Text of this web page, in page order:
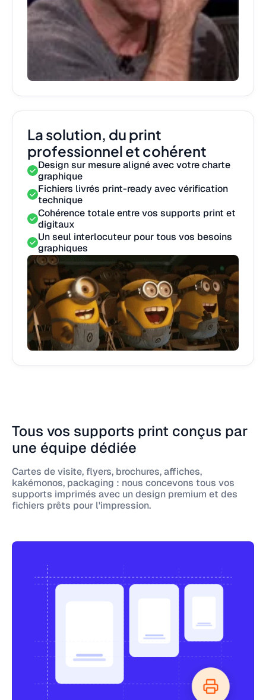
La solution, du print
professionnel et cohérent
Design sur mesure aligné avec votre charte
graphique
Fichiers livrés print-ready avec vérification
technique
Cohérence totale entre vos supports print et
digitaux
Un seul interlocuteur pour tous vos besoins
graphiques
Tous vos supports print conçus par
une équipe dédiée
Cartes de visite, flyers, brochures, affiches,
kakémonos, packaging : nous concevons tous vos
supports imprimés avec un design premium et des
fichiers prêts pour l'impression.